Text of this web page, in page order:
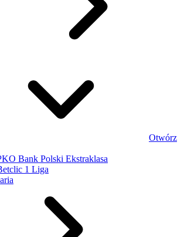
Otwórz
Bank Polski Ekstraklasa
1 Liga